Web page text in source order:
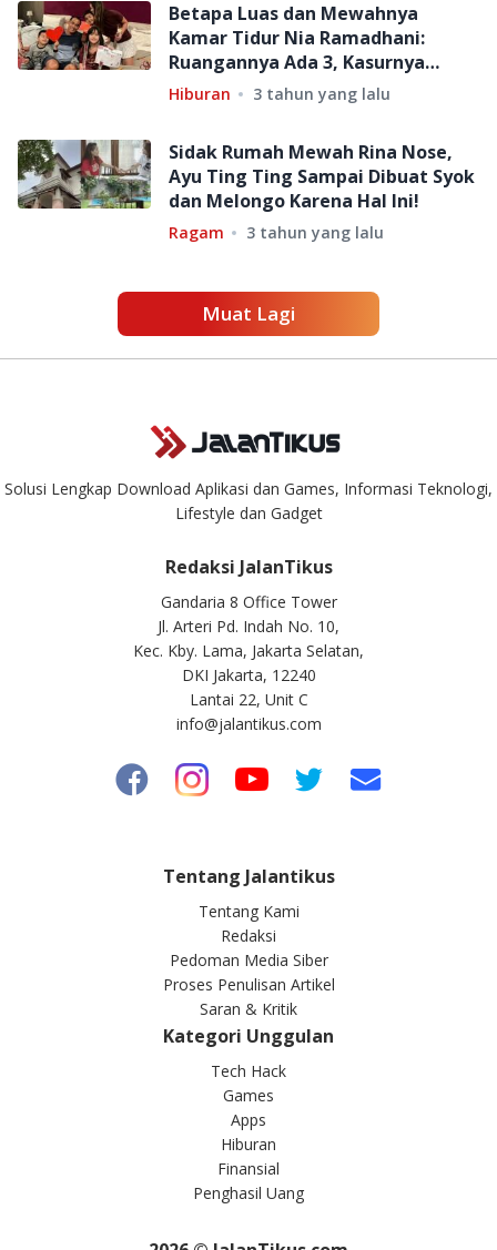
Betapa Luas dan Mewahnya
Kamar Tidur Nia Ramadhani:
Ruangannya Ada 3, Kasurnya
Panjang 5 Meter!
Hiburan 3 tahun yang lalu
Sidak Rumah Mewah Rina Nose,
Ayu Ting Ting Sampai Dibuat Syok
dan Melongo Karena Hal Ini!
Ragam 3 tahun yang lalu
Muat Lagi
Solusi Lengkap Download Aplikasi dan Games, Informasi Teknologi,
Lifestyle dan Gadget
Redaksi JalanTikus
Gandaria 8 Office Tower
Jl. Arteri Pd. Indah No. 10,
Kec. Kby. Lama, Jakarta Selatan,
DKI Jakarta, 12240
Lantai 22, Unit C
info@jalantikus.com
Tentang Jalantikus
Tentang Kami
Redaksi
Pedoman Media Siber
Proses Penulisan Artikel
Saran & Kritik
Kategori Unggulan
Tech Hack
Games
Apps
Hiburan
Finansial
Penghasil Uang